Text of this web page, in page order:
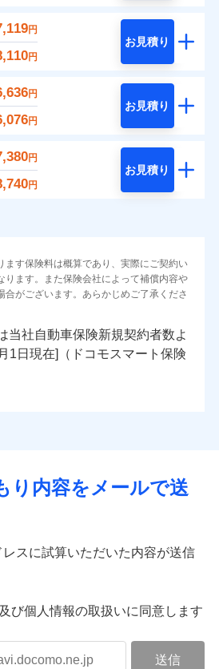
円
円
お見積り
円
円
お見積り
円
円
お見積り
ます保険料は概算であり、実際にご契約い
ります。また保険会社によって補償内容や
合がございます。あらかじめご了承くださ
当社
新規契約者数よ
月
日現在]（ドコモスマート保険
り内容をメールで送
スに試算いただいた内容が送信
び個人情報の取扱いに同意します